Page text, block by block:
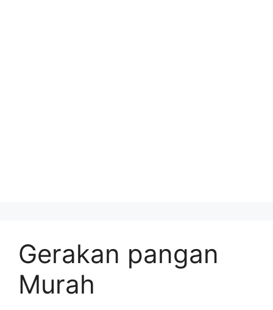
Gerakan pangan
Murah